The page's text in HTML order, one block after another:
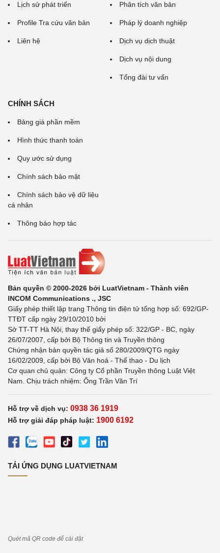
Lịch sử phát triển
Profile Tra cứu văn bản
Liên hệ
Phân tích văn bản
Pháp lý doanh nghiệp
Dịch vụ dịch thuật
Dịch vụ nội dung
Tổng đài tư vấn
CHÍNH SÁCH
Bảng giá phần mềm
Hình thức thanh toán
Quy ước sử dụng
Chính sách bảo mật
Chính sách bảo vệ dữ liệu
cá nhân
Thông báo hợp tác
Bản quyền © 2000-2026 bởi LuatVietnam - Thành viên
INCOM Communications ., JSC
Giấy phép thiết lập trang Thông tin điện tử tổng hợp số: 692/GP-
TTĐT cấp ngày 29/10/2010 bởi
Sở TT-TT Hà Nội, thay thế giấy phép số: 322/GP - BC, ngày
26/07/2007, cấp bởi Bộ Thông tin và Truyền thông
Chứng nhận bản quyền tác giả số 280/2009/QTG ngày
16/02/2009, cấp bởi Bộ Văn hoá - Thể thao - Du lịch
Cơ quan chủ quản: Công ty Cổ phần Truyền thông Luật Việt
Nam. Chịu trách nhiệm: Ông Trần Văn Trí
Hỗ trợ về dịch vụ: 0938 36 1919
Hỗ trợ giải đáp pháp luật: 1900 6192
TẢI ỨNG DỤNG LUATVIETNAM
Quét mã QR code để cài đặt